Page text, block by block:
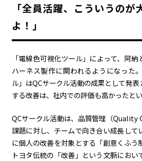
「全員活躍、こういうのが
よ！」
「電線色可視化ツール」によって、阿
ハーネス製作に関われるようになった
ル」はQCサークル活動の成果として発
する改善は、社内での評価も高かったとい
QCサークル活動は、品質管理（
課題に対し、チームで向き合い成長して
に個人の改善を対象とする「創意くふう
トヨタ伝統の「改善」という文脈にお